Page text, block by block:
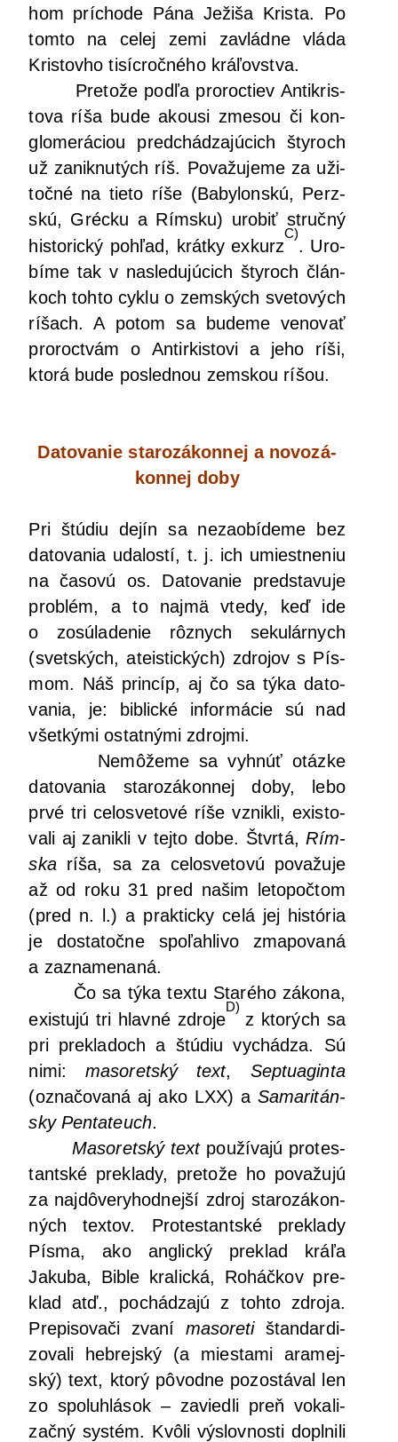
hom prí­cho­de Pána Ježi­ša Kris­ta. Po
tom­to na celej zemi zavlád­ne vlá­da
Kris­tov­ho tisíc­roč­né­ho kráľovstva.
Pre­to­že pod­ľa pro­roc­tiev Anti­kris­
to­va ríša bude akou­si zme­sou či kon­
glo­me­rá­ci­ou pred­chá­dza­jú­cich šty­roch
už zanik­nu­tých ríš. Pova­žu­je­me za uži­
toč­né na tie­to ríše (Baby­lon­skú, Perz­
skú, Gréc­ku a Rím­sku) uro­biť struč­ný
his­to­ric­ký pohľad, krát­ky exkurz
C)
. Uro­
bí­me tak v nasle­du­jú­cich šty­roch člán­
koch toh­to cyk­lu o zem­ských sve­to­vých
ríšach. A potom sa bude­me veno­vať
pro­roc­tvám o Antir­kis­to­vi a jeho ríši,
kto­rá bude posled­nou zem­skou ríšou.
Dato­va­nie sta­ro­zá­kon­nej a novo­zá­
kon­nej doby
Pri štú­diu dejín sa neza­obí­de­me bez
dato­va­nia uda­los­tí, t. j. ich umiest­ne­niu
na časo­vú os. Dato­va­nie pred­sta­vu­je
prob­lém, a to naj­mä vte­dy, keď ide
o zosú­la­de­nie rôz­nych seku­lár­nych
(svet­ských, ate­is­tic­kých) zdro­jov s Pís­
mom. Náš prin­cíp, aj čo sa týka dato­
va­nia, je: bib­lic­ké infor­má­cie sú nad
všet­ký­mi ostat­ný­mi zdrojmi.
Nemô­že­me sa vyhnúť otáz­ke
dato­va­nia sta­ro­zá­kon­nej doby, lebo
prvé tri celo­sve­to­vé ríše vznik­li, exis­to­
va­li aj zanik­li v tej­to dobe. Štvr­tá,Rím­
skaríša, sa za celo­sve­to­vú pova­žu­je
až od roku 31 pred našim leto­poč­tom
(pred n. l.) a prak­tic­ky celá jej his­tó­ria
je dosta­toč­ne spo­ľah­li­vo zma­po­va­ná
a zaznamenaná.
Čo sa týka tex­tu Sta­ré­ho záko­na,
exis­tu­jú tri hlav­né zdro­je
D)
z kto­rých sa
pri pre­kla­doch a štú­diu vychá­dza. Sú
nimi: maso­ret­ský text, Sep­tu­agin­ta
(ozna­čo­va­ná aj ako LXX) a Sama­ri­tán­
sky Pen­ta­te­uch.
Maso­ret­ský textpou­ží­va­jú pro­tes­
tant­ské pre­kla­dy, pre­to­že ho pova­žu­jú
za naj­dô­ve­ry­hod­nej­ší zdroj sta­ro­zá­kon­
ných tex­tov. Pro­tes­tant­ské pre­kla­dy
Pís­ma, ako anglic­ký pre­klad krá­ľa
Jaku­ba, Bib­le kra­lic­ká, Roháč­kov pre­
klad atď., pochá­dza­jú z toh­to zdro­ja.
Pre­pi­so­va­či zva­ní maso­re­tištan­dar­di­
zo­va­li heb­rej­ský (a mies­ta­mi ara­mej­
ský) text, kto­rý pôvod­ne pozos­tá­val len
zo spo­lu­hlá­sok – zavied­li preň voka­li­
zač­ný sys­tém. Kvô­li výslov­nos­ti dopl­ni­li